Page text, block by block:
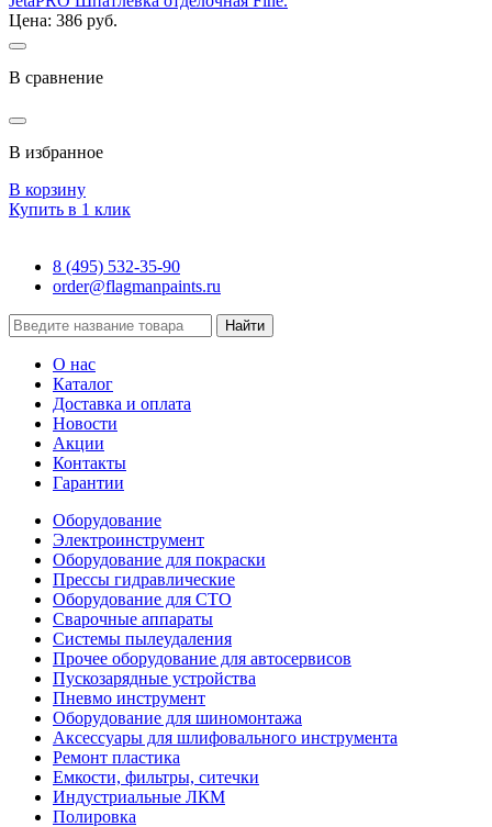
Цена: 386 руб.
В сравнение
В избранное
В корзину
Купить в 1 клик
8 (495) 532-35-90
order@flagmanpaints.ru
Найти
О нас
Каталог
Доставка и оплата
Новости
Акции
Контакты
Гарантии
Оборудование
Электроинструмент
Оборудование для покраски
Прессы гидравлические
Оборудование для СТО
Сварочные аппараты
Системы пылеудаления
Прочее оборудование для автосервисов
Пускозарядные устройства
Пневмо инструмент
Оборудование для шиномонтажа
Аксессуары для шлифовального инструмента
Ремонт пластика
Емкости, фильтры, ситечки
Индустриальные ЛКМ
Полировка